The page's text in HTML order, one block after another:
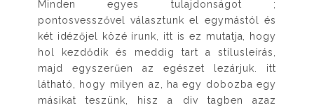
Minden egyes tulajdonságot ;
pontosvesszővel választunk el egymástól és
két idézőjel közé írunk, itt is ez mutatja, hogy
hol kezdődik és meddig tart a stílusleírás,
majd egyszerűen az egészet lezárjuk. itt
látható, hogy milyen az, ha egy dobozba egy
másikat teszünk, hisz a div tagben azaz